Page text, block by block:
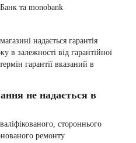
та monobank
надається гарантія
в залежності від гарантійної
гарантії вказаний в
не надається в
стороннього
ремонту